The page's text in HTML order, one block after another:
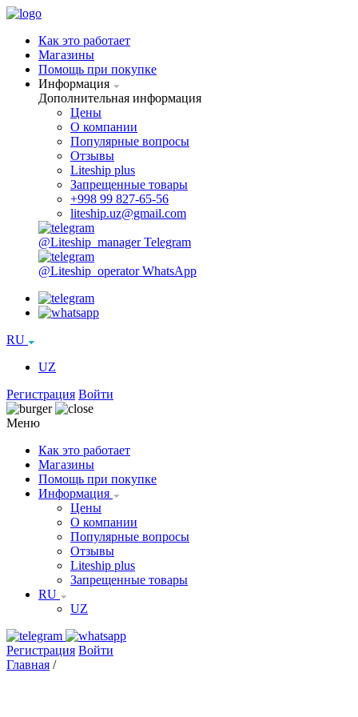
Как это работает
Магазины
Помощь при покупке
Информация
Дополнительная информация
Цены
О компании
Популярные вопросы
Отзывы
Liteship plus
Запрещенные товары
+998 99 827-65-56
liteship.uz@gmail.com
@Liteship_manager Telegram
@Liteship_operator WhatsApp
RU
UZ
Регистрация Войти
Меню
Как это работает
Магазины
Помощь при покупке
Информация
Цены
О компании
Популярные вопросы
Отзывы
Liteship plus
Запрещенные товары
RU
UZ
Регистрация Войти
Главная /